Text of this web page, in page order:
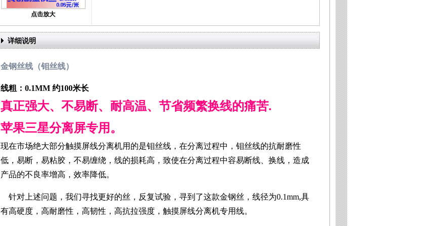
点击放大
详细说明
金钢丝线（钼丝线）
线粗：0.1MM 约100米长
真正强大、不易断、耐高温、节省频繁换线的痛苦.
苹果三星分离屏专用。
现在市场绝大部分触摸屏线分离机用的是钼丝线，在分离过程中，钼丝线的抗耐磨性
低，易断，易粘胶，不易缠绕，线的损耗高，致使在分离过程中容易断线、换线，造成
产品的不良率增高，效率降低。
针对上述问题，我们寻找更好的丝，反复试验，寻到了这款金钢丝，线径为0.1mm,具
有高硬度，高耐磨性，高韧性，高抗拉强度，触摸屏线分离机专用线。